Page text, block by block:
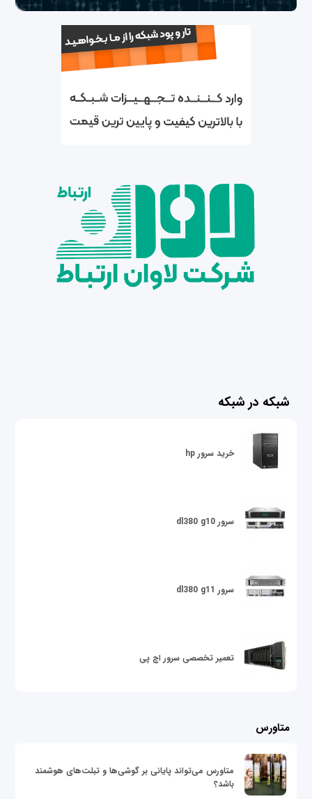
شبکه در شبکه
خرید سرور hp
سرور dl380 g10
سرور dl380 g11
تعمیر تخصصی سرور اچ پی
متاورس
متاورس می‌تواند پایانی بر گوشی‌ها و تبلت‌های هوشمند
باشد؟